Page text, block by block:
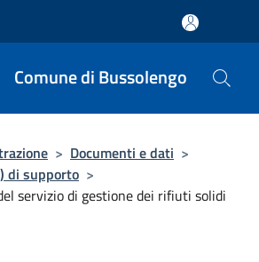
Comune di Bussolengo
> Documenti e dati >
di supporto >
servizio di gestione dei rifiuti solidi